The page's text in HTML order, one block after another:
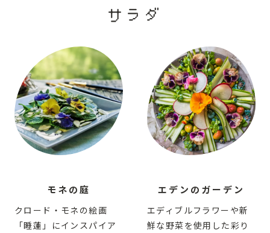
サラダ
モネの庭
クロード・モネの絵画
「睡蓮」にインスパイア
エデンのガーデン
エディブルフラワーや新
鮮な野菜を使用した彩り